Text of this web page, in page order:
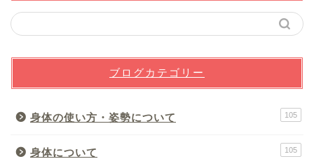
ブログカテゴリー
身体の使い方・姿勢について 105
身体について 105